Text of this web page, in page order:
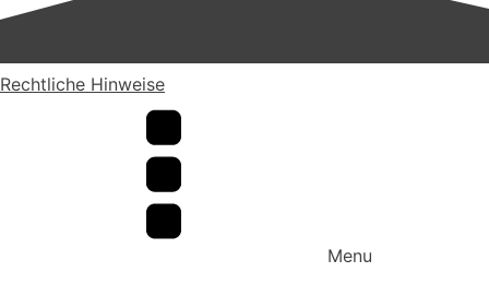
Rechtliche Hinweise
Menu